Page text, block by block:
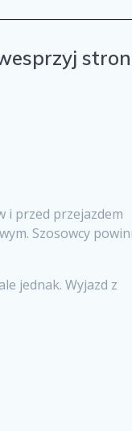
i przed przejazdem
Szosowcy
jednak. Wyjazd z